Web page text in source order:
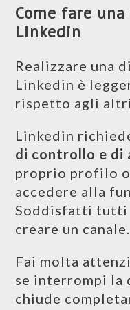
Come fare
Linkedin
Realizzare una
Linkedin è
rispetto agli
Linkedin
di controllo e di
proprio profilo
accedere alla
Soddisfatti tutti
creare un canale.
Fai molta
se interrompi la
chiude